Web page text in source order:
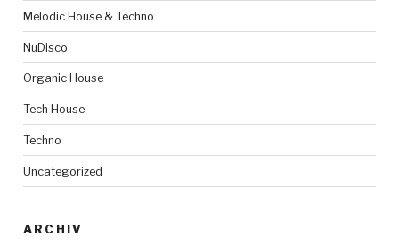
Melodic House & Techno
NuDisco
Organic House
Tech House
Techno
Uncategorized
ARCHIV